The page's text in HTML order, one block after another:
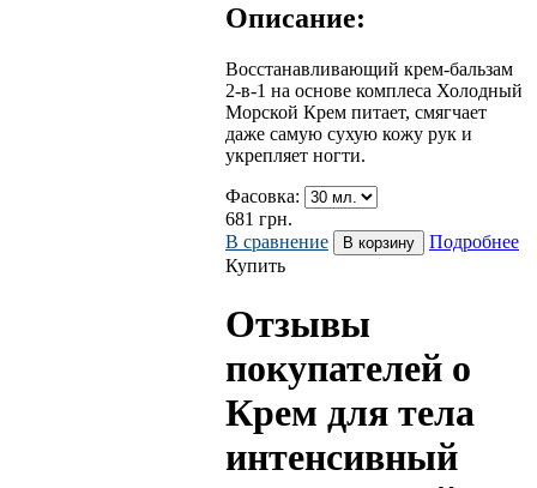
Описание:
Восстанавливающий крем-бальзам
2-в-1 на основе комплеса Холодный
Морской Крем питает, смягчает
даже самую сухую кожу рук и
укрепляет ногти.
Фасовка:
681 грн.
В сравнение
Подробнее
Купить
Отзывы
покупателей о
Крем для тела
интенсивный